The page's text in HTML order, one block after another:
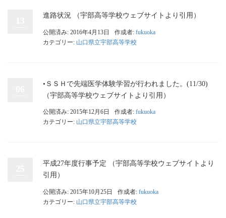
進路状況 （宇部高等学校ウェブサイトより引用）
公開済み: 2016年4月13日 作成者: fukuoka
カテゴリー: 山口県立宇部高等学校
•ＳＳＨで先端医学体験学習が行われました。(11/30)
（宇部高等学校ウェブサイトより引用）
公開済み: 2015年12月6日 作成者: fukuoka
カテゴリー: 山口県立宇部高等学校
平成27年度行事予定 （宇部高等学校ウェブサイトより
引用）
公開済み: 2015年10月25日 作成者: fukuoka
カテゴリー: 山口県立宇部高等学校